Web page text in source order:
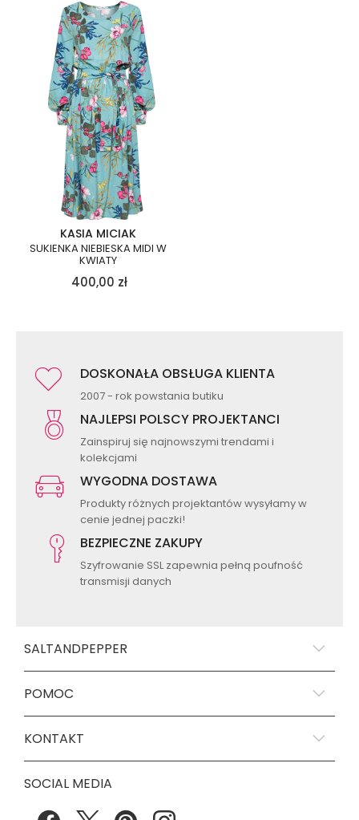
KASIA MICIAK
SUKIENKA NIEBIESKA MIDI W
KWIATY
400,00 zł
DOSKONAŁA OBSŁUGA KLIENTA
2007 - rok powstania butiku
NAJLEPSI POLSCY PROJEKTANCI
Zainspiruj się najnowszymi trendami i
kolekcjami
WYGODNA DOSTAWA
Produkty różnych projektantów wysyłamy w
cenie jednej paczki!
BEZPIECZNE ZAKUPY
Szyfrowanie SSL zapewnia pełną poufność
transmisji danych
SALTANDPEPPER
POMOC
KONTAKT
SOCIAL MEDIA